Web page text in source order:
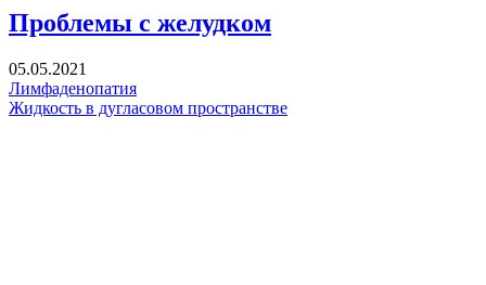
Проблемы с желудком
05.05.2021
Лимфаденопатия
Жидкость в дугласовом пространстве